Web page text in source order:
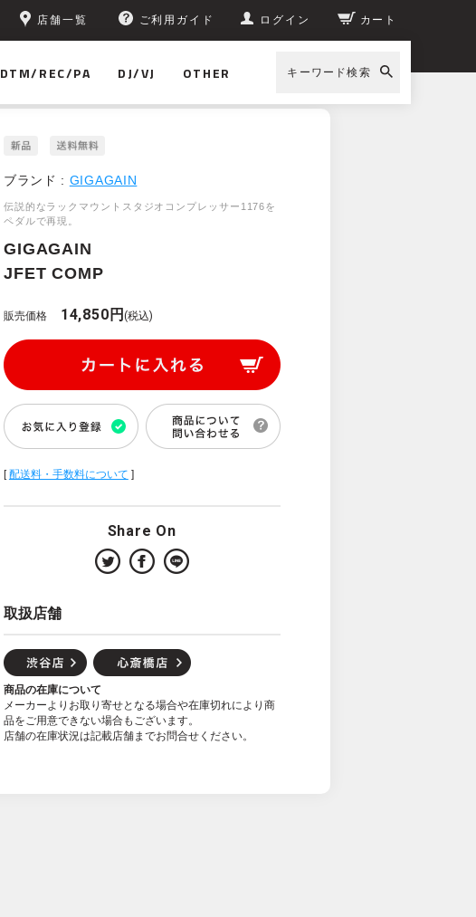
店舗一覧 ご利用ガイド ログイン カート
DTM/REC/PA DJ/VJ OTHER キーワード検索
ブランド : GIGAGAIN
伝説的なラックマウントスタジオコンプレッサー1176を
ペダルで再現。
GIGAGAIN
JFET COMP
販売価格 14,850円(税込)
[配送料・手数料について ]
Share On
取扱店舗
商品の在庫について
メーカーよりお取り寄せとなる場合や在庫切れにより商
品をご用意できない場合もございます。
店舗の在庫状況は記載店舗までお問合せください。